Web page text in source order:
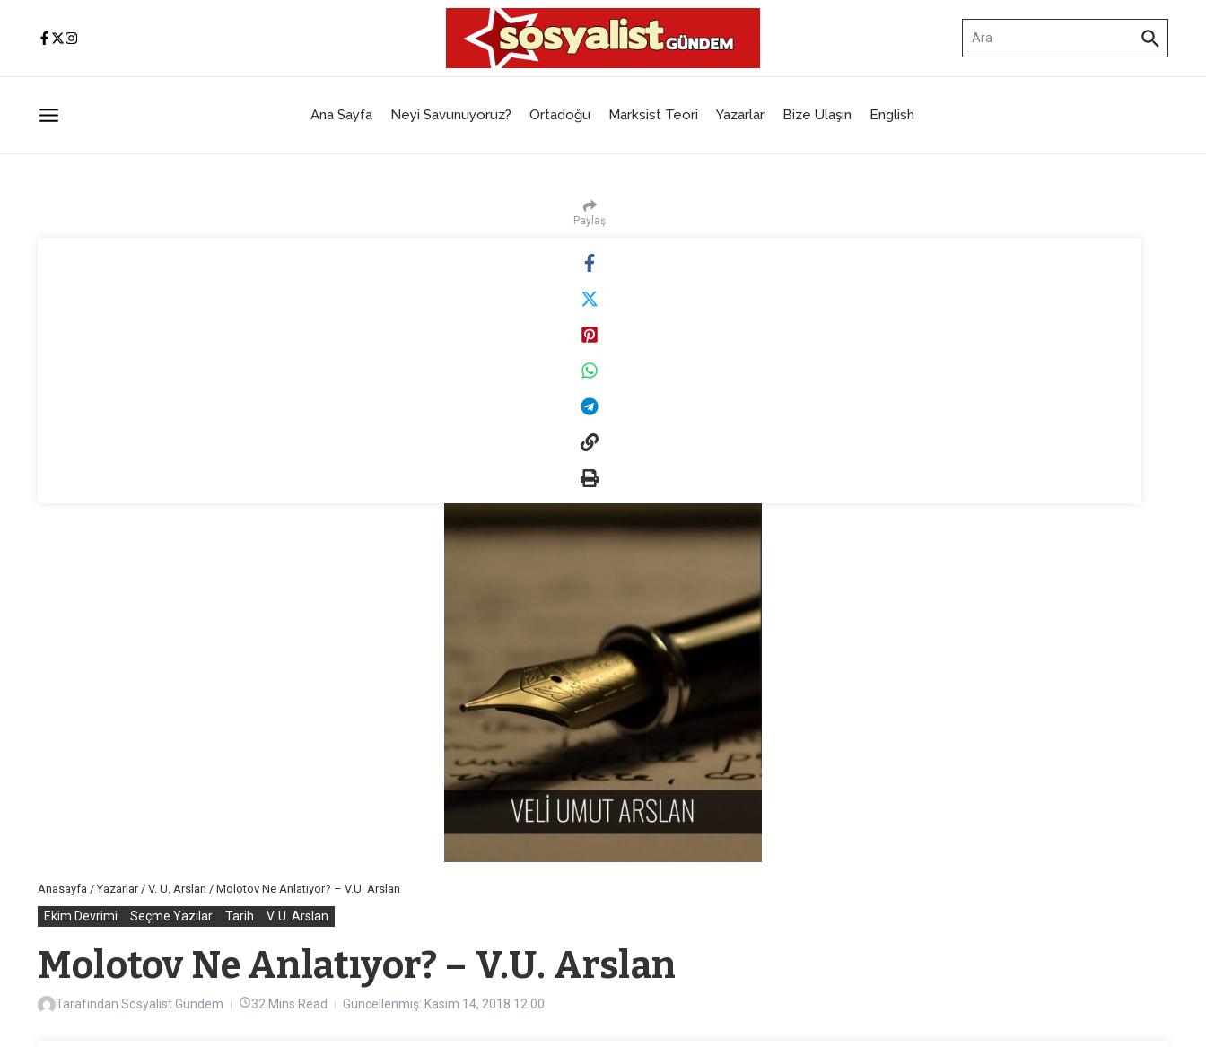
Ana Sayfa Neyi Savunuyoruz? Ortadoğu Marksist Teori Yazarlar Bize Ulaşın English
Paylaş
Anasayfa /Yazarlar/ V. U. Arslan / Molotov Ne Anlatıyor? – V.U. Arslan
Ekim Devrimi Seçme Yazılar Tarih V. U. Arslan
Molotov Ne Anlatıyor? – V.U. Arslan
Tarafından Sosyalist Gündem 32 Mins Read Güncellenmiş: Kasım 14, 2018 12:00